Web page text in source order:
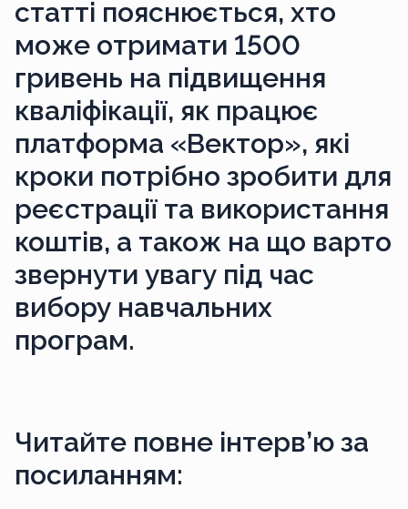
статті пояснюється, хто
може отримати 1500
гривень на підвищення
кваліфікації, як працює
платформа «Вектор», які
кроки потрібно зробити для
реєстрації та використання
коштів, а також на що варто
звернути увагу під час
вибору навчальних
програм.
Читайте повне інтерв’ю за
посиланням: